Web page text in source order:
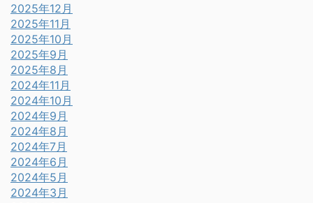
2025年12月
2025年11月
2025年10月
2025年9月
2025年8月
2024年11月
2024年10月
2024年9月
2024年8月
2024年7月
2024年6月
2024年5月
2024年3月